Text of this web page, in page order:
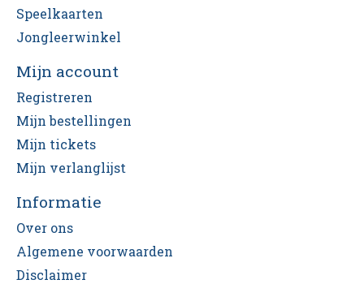
Speelkaarten
Jongleerwinkel
Mijn account
Registreren
Mijn bestellingen
Mijn tickets
Mijn verlanglijst
Informatie
Over ons
Algemene voorwaarden
Disclaimer